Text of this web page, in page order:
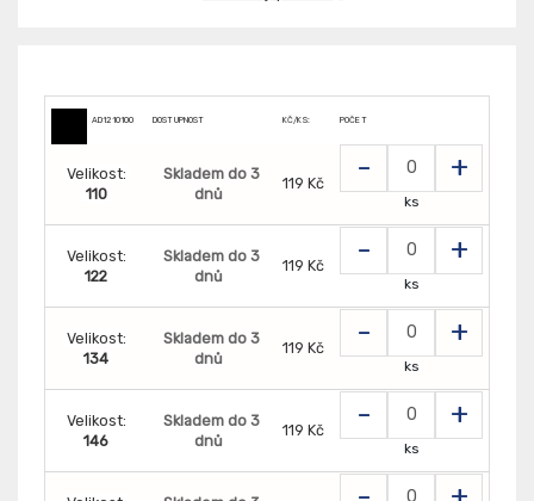
AD1210100 DOSTUPNOST KČ/KS: POČET
Velikost:
110
Skladem do 3
dnů
119 Kč - +
ks
Velikost:
122
Skladem do 3
dnů
119 Kč - +
ks
Velikost:
134
Skladem do 3
dnů
119 Kč - +
ks
Velikost:
146
Skladem do 3
dnů
119 Kč - +
ks